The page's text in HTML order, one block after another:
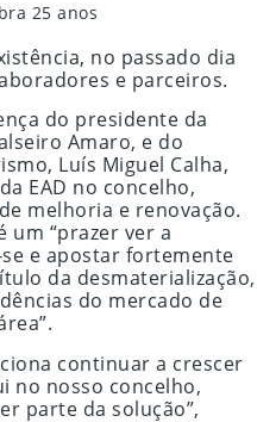
25 anos
no passado dia
e parceiros.
do presidente da
Amaro, e do
Luís Miguel Calha,
EAD no concelho,
melhoria e renovação.
um “prazer ver a
e apostar fortemente
da desmaterialização,
do mercado de
continuar a crescer
no nosso concelho,
parte da solução”,